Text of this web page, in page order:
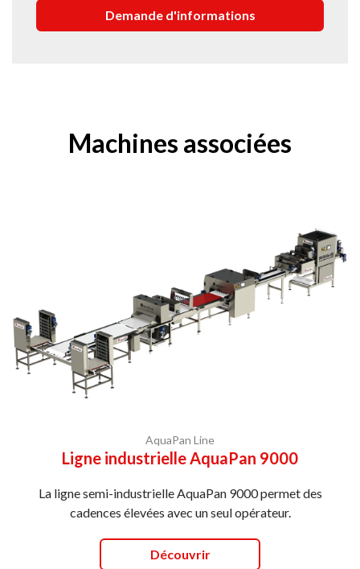
Machines associées
AquaPan Line
Ligne industrielle AquaPan 9000
La ligne semi-industrielle AquaPan 9000 permet des
cadences élevées avec un seul opérateur.
Découvrir